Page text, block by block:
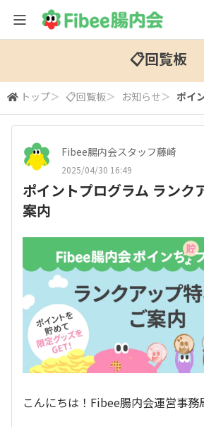
📋回覧板
トップ＞ 📋回覧板＞ お知らせ＞ ポイ
Fibee腸内会スタッフ藤崎
2025/04/30 16:49
ポイントプログラム ランク
案内
こんにちは！Fibee腸内会運営事務